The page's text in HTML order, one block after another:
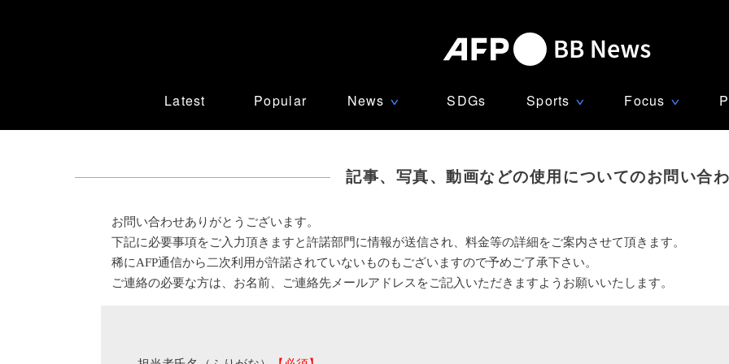
Latest Popular News ∨ SDGs Sports ∨ Focus ∨
記事、写真、動画などの使用についてのお問い合
お問い合わせありがとうございます。
下記に必要事項をご入力頂きますと許諾部門に情報が送信され、料金等の詳細をご案内させて頂きます。
稀にAFP通信から二次利用が許諾されていないものもございますので予めご了承下さい。
ご連絡の必要な方は、お名前、ご連絡先メールアドレスをご記入いただきますようお願いいたします。